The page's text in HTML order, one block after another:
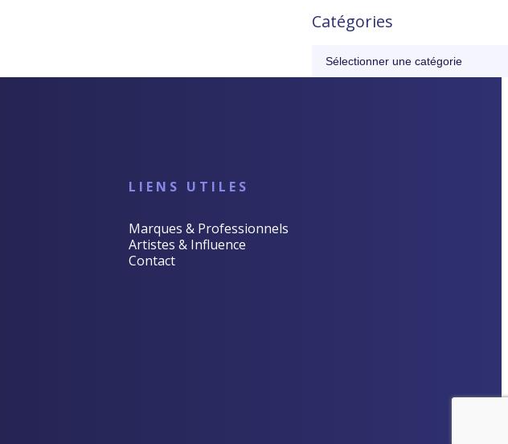
Catégories
LIENS UTILES
Marques & Professionnels
Artistes & Influence
Contact